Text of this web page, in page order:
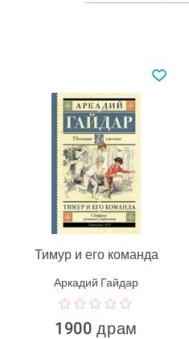
Тимур и его команда
Аркадий Гайдар
1900 драм